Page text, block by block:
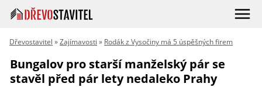
Dřevostavitel »Zajímavosti » Rodák z Vysočiny má 5 úspěšných firem
Bungalov pro starší manželský pár se
stavěl před pár lety nedaleko Prahy